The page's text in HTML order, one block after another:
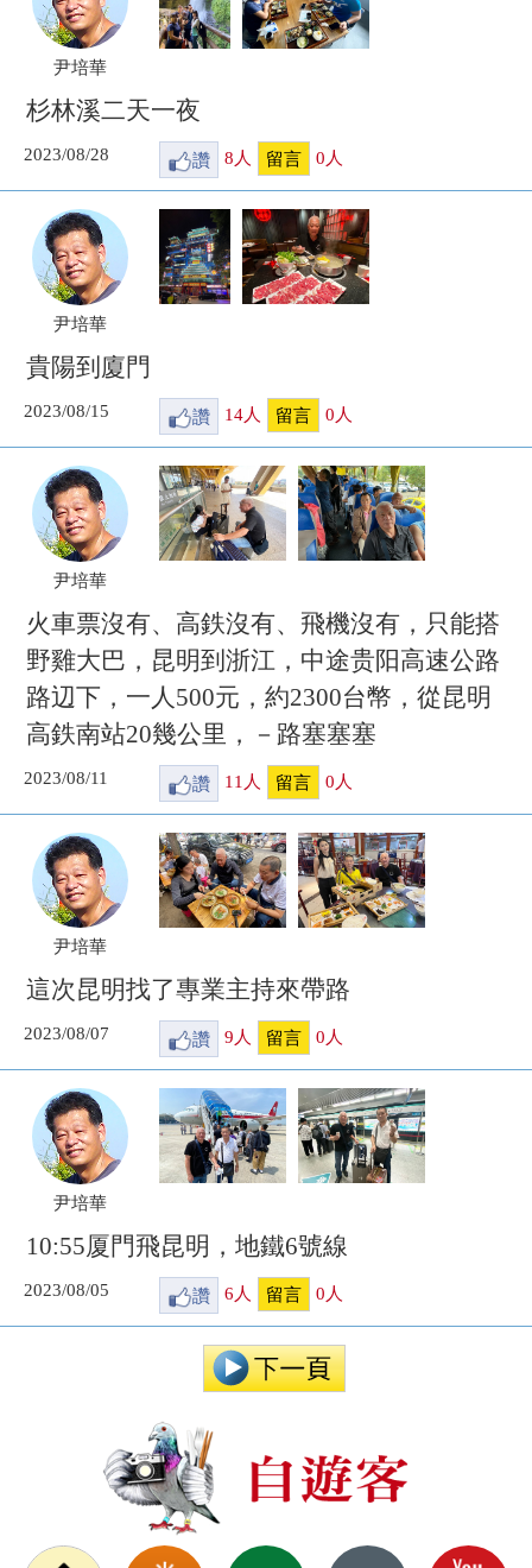
尹培華
杉林溪二天一夜
2023/08/28 讚 8 人 留言 0 人
尹培華
貴陽到廈門
2023/08/15 讚 14人 留言 0 人
尹培華
火車票沒有、高鉄沒有、飛機沒有，只能搭
野雞大巴，昆明到浙江，中途贵阳高速公路
路辺下，一人500元，約2300台幣，從昆明
高鉄南站20幾公里，－路塞塞塞
2023/08/11 讚 11 人 留言 0 人
尹培華
這次昆明找了專業主持來帶路
2023/08/07 讚 9 人 留言 0 人
尹培華
10:55厦門飛昆明，地鐵6號線
2023/08/05 讚 6 人 留言 0 人